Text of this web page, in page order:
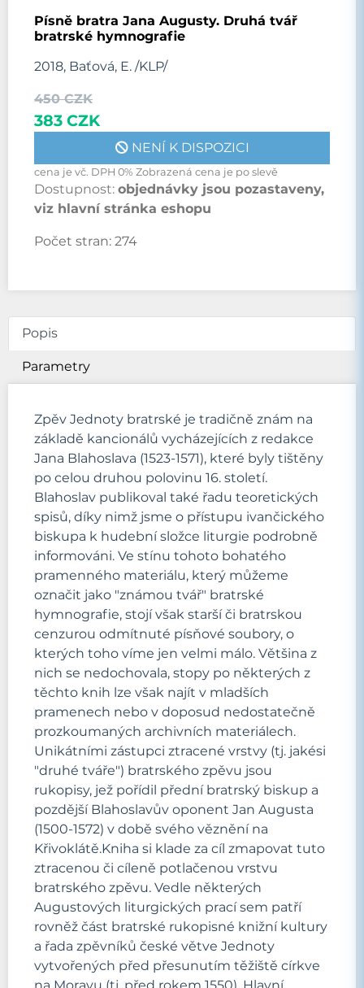
Písně bratra Jana Augusty. Druhá tvář
bratrské hymnografie
2018, Baťová, E. /KLP/
450 CZK
383 CZK
NENÍ K DISPOZICI
cena je vč. DPH 0% Zobrazená cena je po slevě
Dostupnost: objednávky jsou pozastaveny,
viz hlavní stránka eshopu
Počet stran: 274
Popis
Parametry
Zpěv Jednoty bratrské je tradičně znám na
základě kancionálů vycházejících z redakce
Jana Blahoslava (1523-1571), které byly tištěny
po celou druhou polovinu 16. století.
Blahoslav publikoval také řadu teoretických
spisů, díky nimž jsme o přístupu ivančického
biskupa k hudební složce liturgie podrobně
informováni. Ve stínu tohoto bohatého
pramenného materiálu, který můžeme
označit jako "známou tvář" bratrské
hymnografie, stojí však starší či bratrskou
cenzurou odmítnuté písňové soubory, o
kterých toho víme jen velmi málo. Většina z
nich se nedochovala, stopy po některých z
těchto knih lze však najít v mladších
pramenech nebo v doposud nedostatečně
prozkoumaných archivních materiálech.
Unikátními zástupci ztracené vrstvy (tj. jakési
"druhé tváře") bratrského zpěvu jsou
rukopisy, jež pořídil přední bratrský biskup a
pozdější Blahoslavův oponent Jan Augusta
(1500-1572) v době svého věznění na
Křivoklátě.Kniha si klade za cíl zmapovat tuto
ztracenou či cíleně potlačenou vrstvu
bratrského zpěvu. Vedle některých
Augustových liturgických prací sem patří
rovněž část bratrské rukopisné knižní kultury
a řada zpěvníků české větve Jednoty
vytvořených před přesunutím těžiště církve